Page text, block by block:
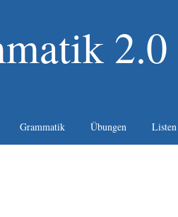
2.0
Grammatik Übungen Listen